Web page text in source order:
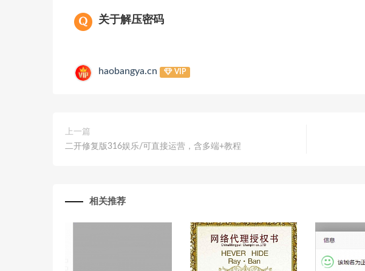
关于解压密码
haobangya.cn VIP
上一篇
二开修复版316娱乐/可直接运营，含多端+教程
相关推荐